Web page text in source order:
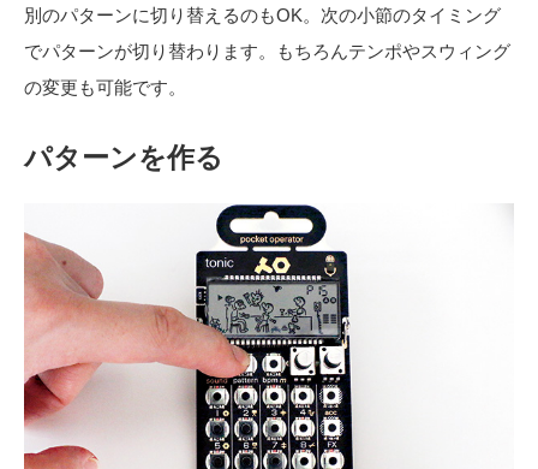
別のパターンに切り替えるのもOK。次の小節のタイミング
でパターンが切り替わります。もちろんテンポやスウィング
の変更も可能です。
パターンを作る